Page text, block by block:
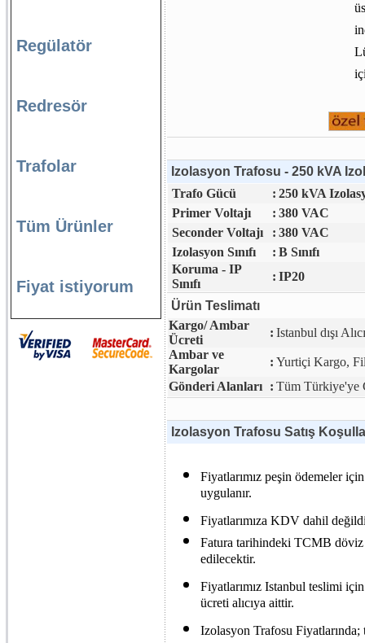
Regülatör
Redresör
Trafolar
Tüm Ürünler
Fiyat istiyorum
Izolasyon Trafosu - 250 kVA
Trafo Gücü
: 250 kVA
Primer Voltajı
: 380 VAC
Seconder Voltajı
: 380 VAC
Izolasyon Sınıfı
: B Sınıfı
Koruma - IP
Sınıfı
: IP20
Ürün Teslimatı
Kargo/ Ambar
Ücreti
: Istanbul dışı
Ambar ve
Kargolar
: Yurtiçi Kargo,
Gönderi Alanları
: Tüm Türkiye'ye
Izolasyon Trafosu Satış
Fiyatlarımız peşin ödemeler
uygulanır.
Fiyatlarımıza KDV dahil
Fatura tarihindeki TCMB döviz
edilecektir.
Fiyatlarımız Istanbul teslimi
ücreti alıcıya aittir.
Izolasyon Trafosu